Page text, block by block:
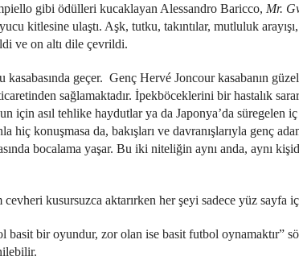
gibi ödülleri kucaklayan Alessandro Baricco, Mr.
kitlesine ulaştı. Aşk, tutku, takıntılar, mutluluk
ve on altı dile çevrildi.
geçer. Genç Hervé Joncour kasabanın
sağlamaktadır. İpekböceklerini bir hastalık
için asıl tehlike haydutlar ya da Japonya’da süregelen
konuşmasa da, bakışları ve davranışlarıyla genç
bocalama yaşar. Bu iki niteliğin aynı anda, aynı
kusursuzca aktarırken her şeyi sadece yüz sayfa
bir oyundur, zor olan ise basit futbol oynamaktır”